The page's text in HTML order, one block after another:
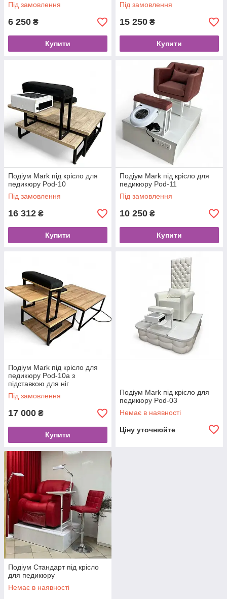
Під замовлення
6 250 ₴
Купити
Під замовлення
15 250 ₴
Купити
Подіум Mark під крісло для
педикюру Pod-10
Під замовлення
16 312 ₴
Купити
Подіум Mark під крісло для
педикюру Pod-11
Під замовлення
10 250 ₴
Купити
Подіум Mark під крісло для
педикюру Pod-10а з
підставкою для ніг
Під замовлення
17 000 ₴
Купити
Подіум Mark під крісло для
педикюру Pod-03
Немає в наявності
Ціну уточнюйте
Подіум Стандарт під крісло
для педикюру
Немає в наявності